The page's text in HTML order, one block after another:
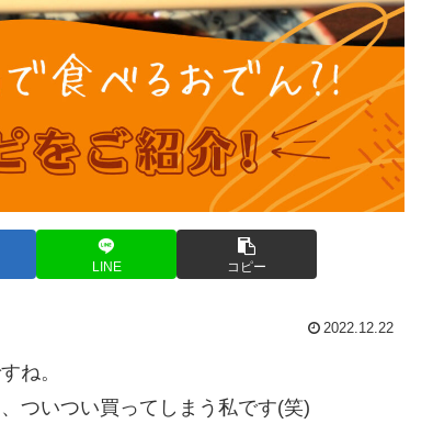
LINE コピー
2022.12.22
ね。
ついつい買ってしまう私です(笑)